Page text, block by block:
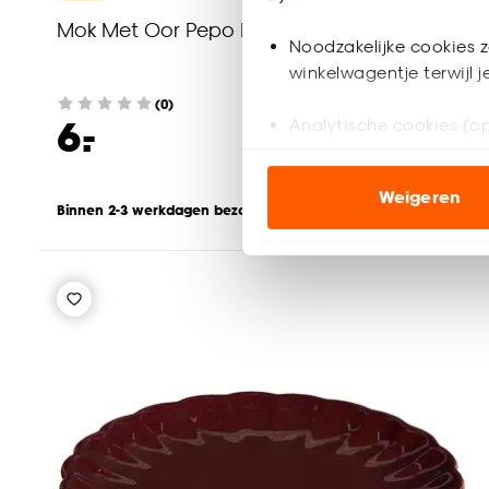
Noodzakelijke cookies
winkelwagentje terwijl
Analytische cookies
ook buiten de
Klik op ‘Ja, alles
noodzakelijke cookies te
accepteren door op
Weigeren
Mok Met Oor Pepo Paars 420ml
(0)
6.
-
Binnen 2-3 werkdagen bezorgd